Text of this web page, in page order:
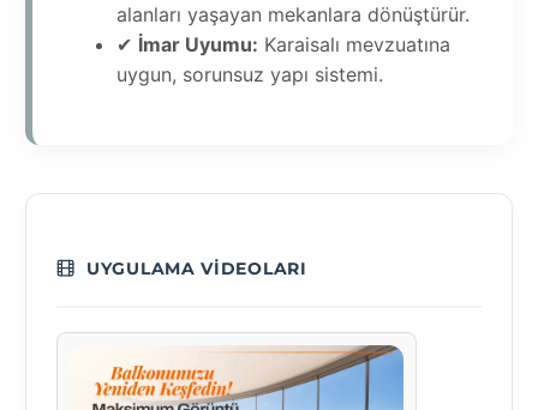
alanları yaşayan mekanlara dönüştürür.
✔ İmar Uyumu: Karaisalı mevzuatına
uygun, sorunsuz yapı sistemi.
UYGULAMA VIDEOLARI